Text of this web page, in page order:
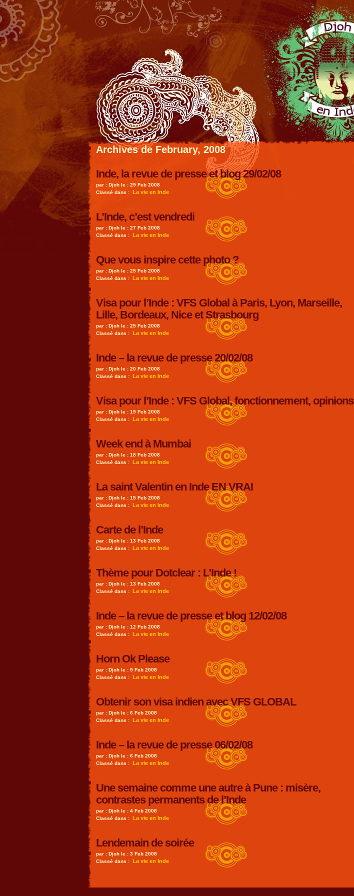
Archives de February, 2008
Inde, la revue de presse et blog 29/02/08
par : Djoh le : 29 Feb 2008
Classé dans : La vie en Inde
L’Inde, c’est vendredi
par : Djoh le : 27 Feb 2008
Classé dans : La vie en Inde
Que vous inspire cette photo ?
par : Djoh le : 25 Feb 2008
Classé dans : La vie en Inde
Visa pour l’Inde : VFS Global à Paris, Lyon, Marseille,
Lille, Bordeaux, Nice et Strasbourg
par : Djoh le : 25 Feb 2008
Classé dans : La vie en Inde
Inde – la revue de presse 20/02/08
par : Djoh le : 20 Feb 2008
Classé dans : La vie en Inde
Visa pour l’Inde : VFS Global, fonctionnement, opinions
par : Djoh le : 19 Feb 2008
Classé dans : La vie en Inde
Week end à Mumbai
par : Djoh le : 18 Feb 2008
Classé dans : La vie en Inde
La saint Valentin en Inde EN VRAI
par : Djoh le : 15 Feb 2008
Classé dans : La vie en Inde
Carte de l’Inde
par : Djoh le : 13 Feb 2008
Classé dans : La vie en Inde
Thème pour Dotclear : L’Inde !
par : Djoh le : 13 Feb 2008
Classé dans : La vie en Inde
Inde – la revue de presse et blog 12/02/08
par : Djoh le : 12 Feb 2008
Classé dans : La vie en Inde
Horn Ok Please
par : Djoh le : 9 Feb 2008
Classé dans : La vie en Inde
Obtenir son visa indien avec VFS GLOBAL
par : Djoh le : 6 Feb 2008
Classé dans : La vie en Inde
Inde – la revue de presse 06/02/08
par : Djoh le : 6 Feb 2008
Classé dans : La vie en Inde
Une semaine comme une autre à Pune : misère,
contrastes permanents de l’Inde
par : Djoh le : 4 Feb 2008
Classé dans : La vie en Inde
Lendemain de soirée
par : Djoh le : 3 Feb 2008
Classé dans : La vie en Inde